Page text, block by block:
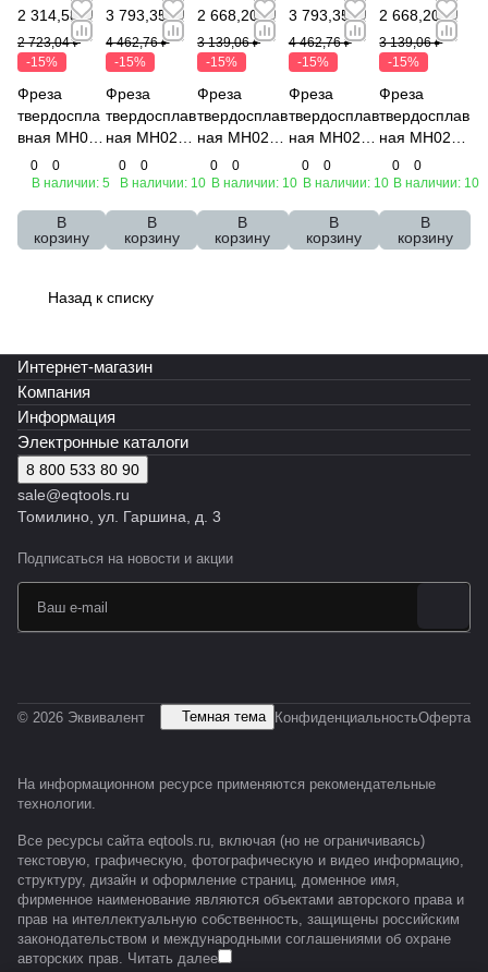
2 314,58 ₽
2 723,04 ₽
-15%
Фреза
твердоспла
вная MH02-
P0400A04M
35EN-L
Эквивалент
0
0
В наличии: 5
В
корзину
3 793,35 ₽
4 462,76 ₽
-15%
Фреза
твердосплав
ная MH02-
P0400A06M
35R05NL
Эквивалент
0
0
В наличии: 10
В
корзину
2 668,20 ₽
3 139,06 ₽
-15%
Фреза
твердосплав
ная MH02-
P0400A04M
35R05NL
Эквивалент
0
0
В наличии: 10
В
корзину
3 793,35 ₽
4 462,76 ₽
-15%
Фреза
твердосплав
ная MH02-
P0400A06M
35R02NL
Эквивалент
0
0
В наличии: 10
В
корзину
2 668,20 ₽
3 139,06 ₽
-15%
Фреза
твердосплав
ная MH02-
P0400A04M
35R02NL
Эквивалент
0
0
В наличии: 10
В
корзину
Назад к списку
Интернет-магазин
Компания
Информация
Электронные каталоги
8 800 533 80 90
sale@eqtools.ru
Томилино, ул. Гаршина, д. 3
Подписаться на новости и акции
© 2026 Эквивалент Темная тема КонфиденциальностьОферта
На информационном ресурсе применяются рекомендательные
технологии.
Все ресурсы сайта eqtools.ru, включая (но не ограничиваясь)
текстовую, графическую, фотографическую и видео информацию,
структуру, дизайн и оформление страниц, доменное имя,
фирменное наименование являются объектами авторского права и
прав на интеллектуальную собственность, защищены российским
законодательством и международными соглашениями об охране
авторских прав. Читать далее